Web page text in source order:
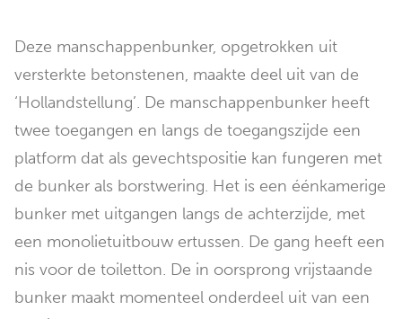
Deze manschappenbunker, opgetrokken uit
versterkte betonstenen, maakte deel uit van de
‘Hollandstellung’. De manschappenbunker heeft
twee toegangen en langs de toegangszijde een
platform dat als gevechtspositie kan fungeren met
de bunker als borstwering. Het is een éénkamerige
bunker met uitgangen langs de achterzijde, met
een monolietuitbouw ertussen. De gang heeft een
nis voor de toiletton. De in oorsprong vrijstaande
bunker maakt momenteel onderdeel uit van een